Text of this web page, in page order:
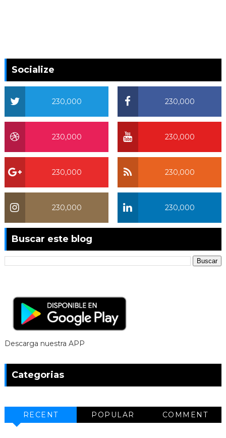
Socialize
230,000
230,000
230,000
230,000
230,000
230,000
230,000
230,000
Buscar este blog
Descarga nuestra APP
Categorias
RECENT POPULAR COMMENT